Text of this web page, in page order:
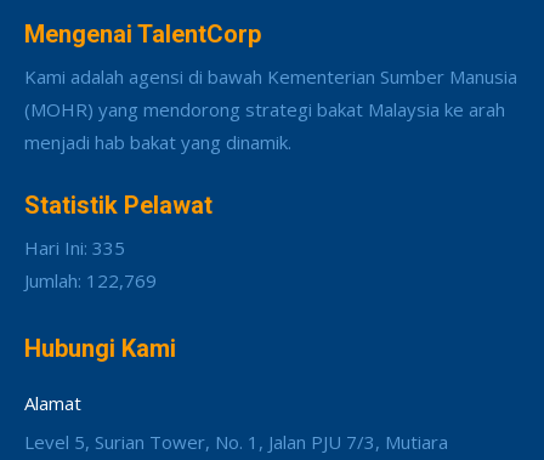
Mengenai TalentCorp
Kami adalah agensi di bawah Kementerian Sumber Manusia
(MOHR) yang mendorong strategi bakat Malaysia ke arah
menjadi hab bakat yang dinamik.
Statistik Pelawat
Hari Ini: 335
Jumlah: 122,769
Hubungi Kami
Alamat
Level 5, Surian Tower, No. 1, Jalan PJU 7/3, Mutiara